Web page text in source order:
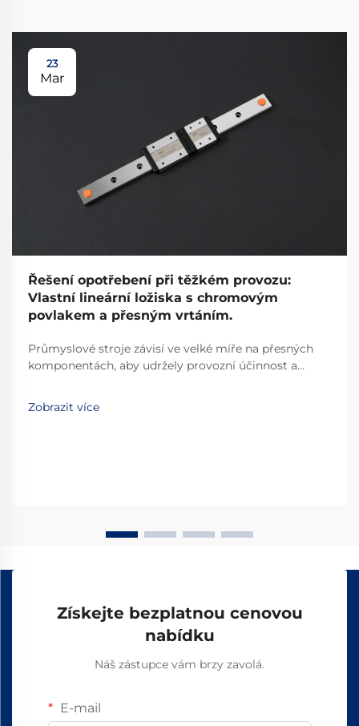
23
Mar
Řešení opotřebení při těžkém provozu:
Vlastní lineární ložiska s chromovým
povlakem a přesným vrtáním.
Průmyslové stroje závisí ve velké míře na přesných
komponentách, aby udržely provozní účinnost a
komponenty patří lineární ložisko, které je základním
prvkem umožňujícím hladký a řízený lineární pohyb...
Zobrazit více
Získejte bezplatnou cenovou
nabídku
Náš zástupce vám brzy zavolá.
E-mail